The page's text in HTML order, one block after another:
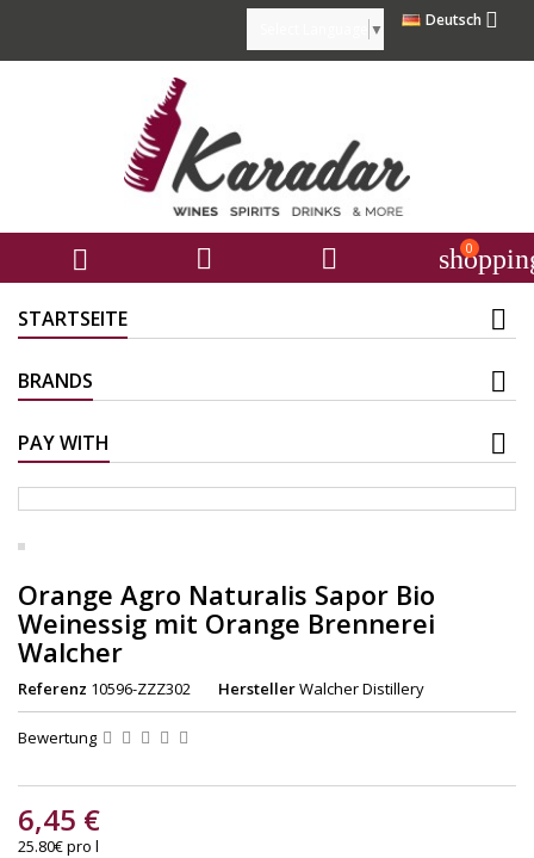
Deutsch 
▼
   0
STARTSEITE
BRANDS
PAY WITH
Orange Agro Naturalis Sapor Bio
Weinessig mit Orange Brennerei
Walcher
Referenz 10596-ZZZ302 HerstellerWalcher Distillery
Bewertung
6,45 €
25.80€ pro l